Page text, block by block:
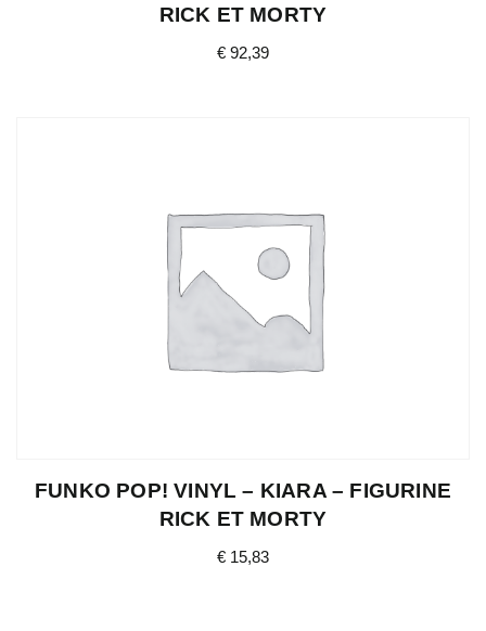
RICK ET MORTY
€ 92,39
FUNKO POP! VINYL – KIARA – FIGURINE
RICK ET MORTY
€ 15,83